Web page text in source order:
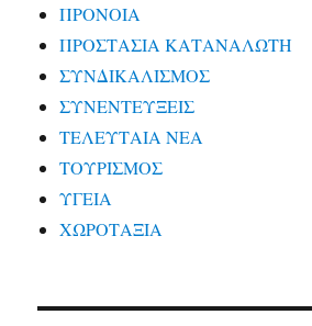
ΠΡΟΝΟΙΑ
ΠΡΟΣΤΑΣΙΑ ΚΑΤΑΝΑΛΩΤΗ
ΣΥΝΔΙΚΑΛΙΣΜΟΣ
ΣΥΝΕΝΤΕΥΞΕΙΣ
ΤΕΛΕΥΤΑΙΑ ΝΕΑ
ΤΟΥΡΙΣΜΟΣ
ΥΓΕΙΑ
ΧΩΡΟΤΑΞΙΑ